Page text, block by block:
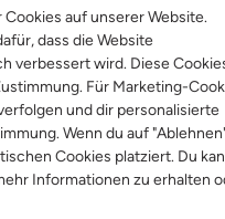
auf unserer Website.
dass die Website
verbessert wird. Diese
Für Marketing-
und dir personalisierte
Wenn du auf
Cookies platziert. Du
Informationen zu erhalten